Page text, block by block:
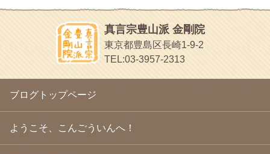
2010年6月(18)
2010年5月(22)
2010年4月(25)
2010年3月
(22)
2010年2月(23)
2010年1月(23)
(18)
2009年11月
(20)
2009年10月(20)
2009年9月 (20)
ほうげん日記
放言じゃなくて和尚さんの名前だよ
面白いサイトみつけたよ。
ヘェ～という感じ
chocolab.Air♪DIALY
ラブラドールのワンちゃんがかわいいよ
真言宗豊山派 金剛院
東京都豊島区長崎1-9-2
TEL:03-3957-2313
ブログトップページ
ようこそ、こんごういんへ！